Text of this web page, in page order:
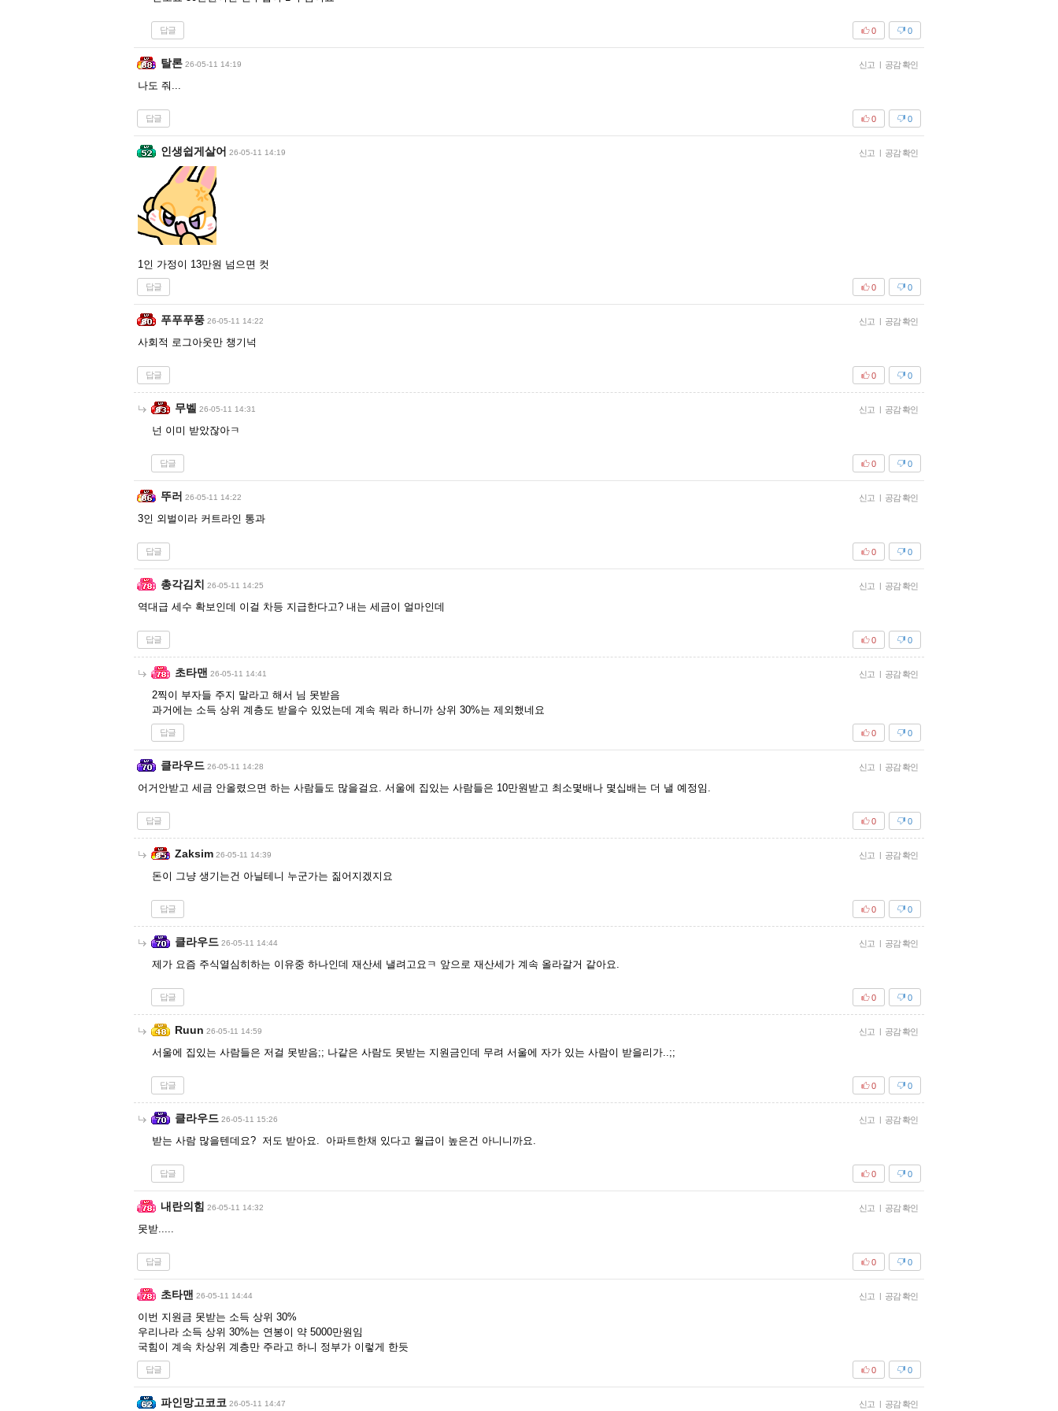
답글 0
0
탈론 26-05-11 14:19 신고 | 공감 확인
나도 줘...
답글 0
0
인생쉽게살어 26-05-11 14:19 신고 | 공감 확인
1인 가정이 13만원 넘으면 컷
답글 0
0
푸푸푸풍 26-05-11 14:22 신고 | 공감 확인
사회적 로그아웃만 챙기넉
답글 0
0
무벨 26-05-11 14:31 신고 | 공감 확인
넌 이미 받았잖아ㅋ
답글 0
0
뚜러 26-05-11 14:22 신고 | 공감 확인
3인 외벌이라 커트라인 통과
답글 0
0
총각김치 26-05-11 14:25 신고 | 공감 확인
역대급 세수 확보인데 이걸 차등 지급한다고? 내는 세금이 얼마인데
답글 0
0
초타맨 26-05-11 14:41 신고 | 공감 확인
2찍이 부자들 주지 말라고 해서 님 못받음
과거에는 소득 상위 계층도 받을수 있었는데 계속 뭐라 하니까 상위 30%는 제외했네요
답글 0
0
클라우드 26-05-11 14:28 신고 | 공감 확인
어거안받고 세금 안올렸으면 하는 사람들도 많을걸요. 서울에 집있는 사람들은 10만원받고 최소몇배나 몇십배는 더 낼 예정임.
답글 0
0
Zaksim 26-05-11 14:39 신고 | 공감 확인
돈이 그냥 생기는건 아닐테니 누군가는 짊어지겠지요
답글 0
0
클라우드 26-05-11 14:44 신고 | 공감 확인
제가 요즘 주식열심히하는 이유중 하나인데 재산세 낼려고요ㅋ 앞으로 재산세가 계속 올라갈거 같아요.
답글 0
0
Ruun 26-05-11 14:59 신고 | 공감 확인
서울에 집있는 사람들은 저걸 못받음;; 나같은 사람도 못받는 지원금인데 무려 서울에 자가 있는 사람이 받을리가..;;
답글 0
0
클라우드 26-05-11 15:26 신고 | 공감 확인
받는 사람 많을텐데요? 저도 받아요. 아파트한채 있다고 월급이 높은건 아니니까요.
답글 0
0
내란의힘 26-05-11 14:32 신고 | 공감 확인
못받.....
답글 0
0
초타맨 26-05-11 14:44 신고 | 공감 확인
이번 지원금 못받는 소득 상위 30%
우리나라 소득 상위 30%는 연봉이 약 5000만원임
국힘이 계속 차상위 계층만 주라고 하니 정부가 이렇게 한듯
답글 0
0
파인망고코코 26-05-11 14:47 신고 | 공감 확인